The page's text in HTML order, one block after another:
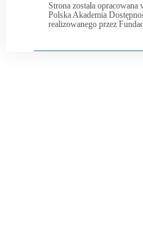
Strona została
Polska Akademia
realizowanego przez